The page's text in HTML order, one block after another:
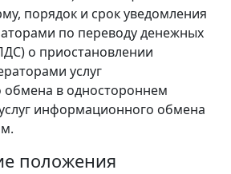
порядок и срок уведомления
по переводу денежных
о приостановлении
услуг
в одностороннем
информационного обмена
положения